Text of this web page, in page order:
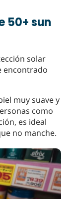
50+ sun
solar
encontrado
muy suave y
como
es ideal
no manche.